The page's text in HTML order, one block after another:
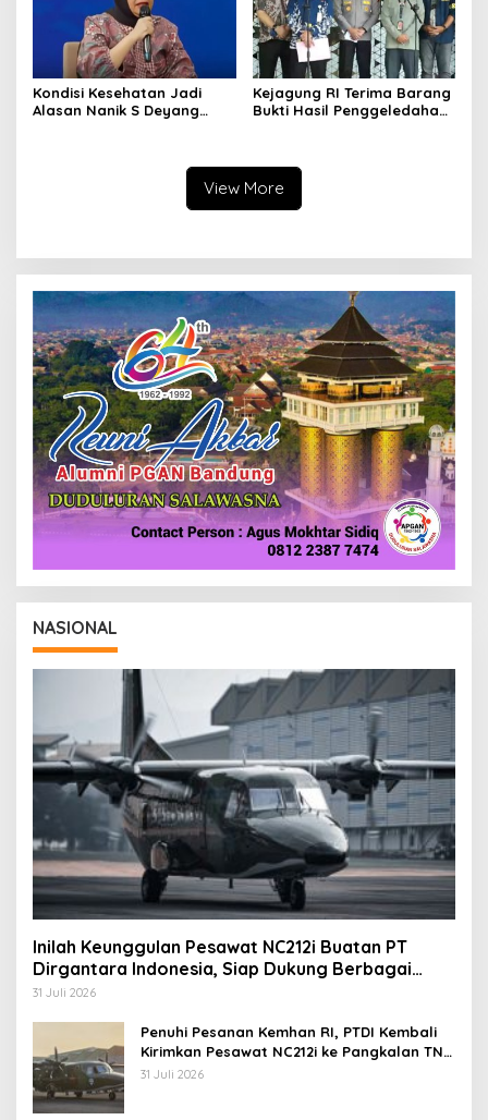
Kondisi Kesehatan Jadi
Alasan Nanik S Deyang
Kejagung RI Terima Barang
Bukti Hasil Penggeledahan
View More
NASIONAL
Inilah Keunggulan Pesawat NC212i Buatan PT
Dirgantara Indonesia, Siap Dukung Berbagai
Operasi TNI
31 Juli 2026
Penuhi Pesanan Kemhan RI, PTDI Kembali
Kirimkan Pesawat NC212i ke Pangkalan TNI
AU
31 Juli 2026